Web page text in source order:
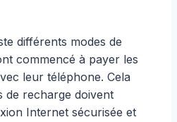
différents modes de
commencé à payer les
leur téléphone. Cela
de recharge doivent
Internet sécurisée et